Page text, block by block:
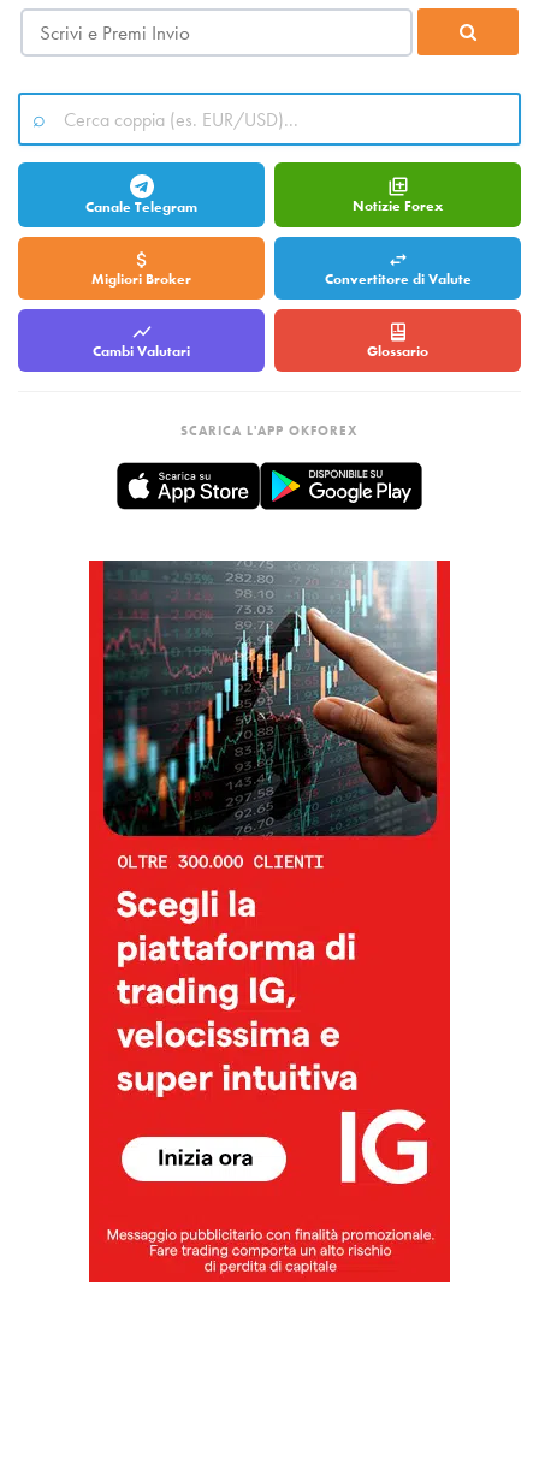
Canale Telegram Notizie Forex
Migliori Broker Convertitore di Valute
Cambi Valutari Glossario
SCARICA L'APP OKFOREX